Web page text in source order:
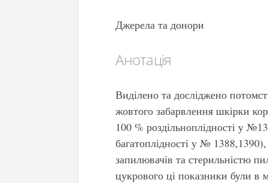
Джерела та донори
Анотація
Виділено та досліджено
жовтого забарвлення шкірки
100 % роздільноплідності у
багатоплідності у №
запилювачів та стерильністю
цукрового ці показники були в